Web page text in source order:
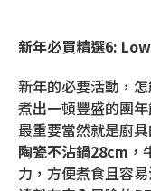
新年必買精選6:
新年的必要活動，
煮出一頓豐盛的團
最重要當然就是廚
陶瓷不沾鍋28cm ，
力，方便煮食且容